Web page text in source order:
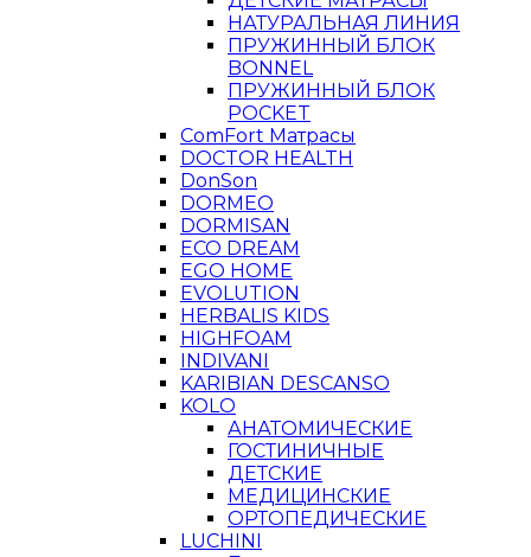
НАТУРАЛЬНАЯ ЛИНИЯ
ПРУЖИННЫЙ БЛОК
BONNEL
ПРУЖИННЫЙ БЛОК
POCKET
ComFort Матрасы
DOCTOR HEALTH
DonSon
DORMEO
DORMISAN
ECO DREAM
EGO HOME
EVOLUTION
HERBALIS KIDS
HIGHFOAM
INDIVANI
KARIBIAN DESCANSO
KOLO
АНАТОМИЧЕСКИЕ
ГОСТИНИЧНЫЕ
ДЕТСКИЕ
МЕДИЦИНСКИЕ
ОРТОПЕДИЧЕСКИЕ
LUCHINI